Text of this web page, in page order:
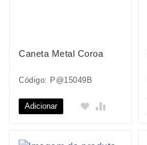
Caneta Metal Coroa
Código: P@15049B
Adicionar